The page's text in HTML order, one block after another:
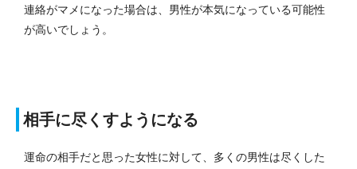
連絡がマメになった場合は、男性が本気になっている可能性
が高いでしょう。
相手に尽くすようになる
運命の相手だと思った女性に対して、多くの男性は尽くした